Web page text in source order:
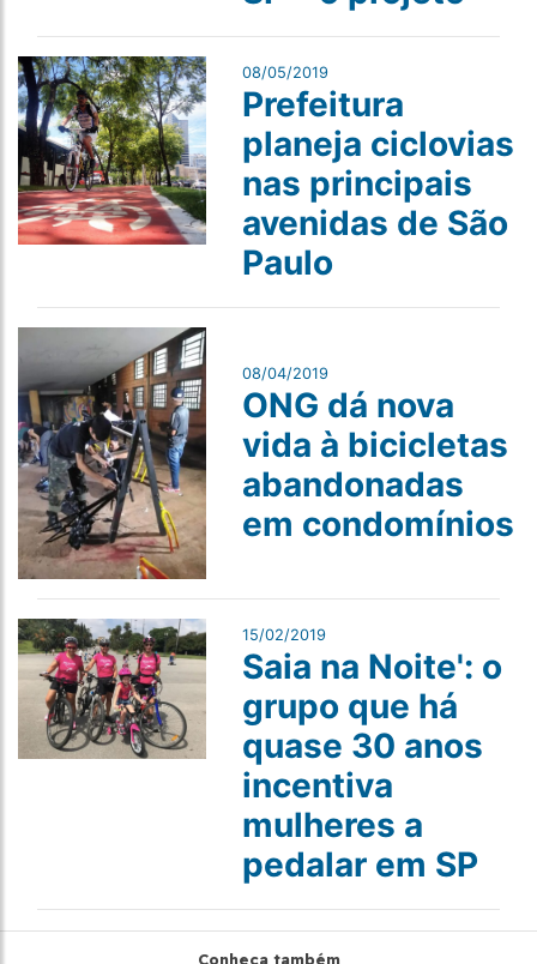
08/05/2019
Prefeitura
planeja ciclovias
nas principais
avenidas de São
Paulo
08/04/2019
ONG dá nova
vida à bicicletas
abandonadas
em condomínios
15/02/2019
Saia na Noite': o
grupo que há
quase 30 anos
incentiva
mulheres a
pedalar em SP
Conheça também